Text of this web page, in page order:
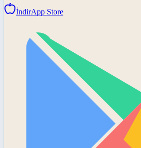
İndirApp Store